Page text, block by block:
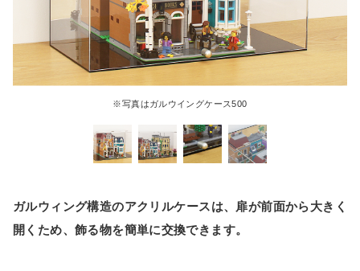
※写真はガルウイングケース500
ガルウィング構造のアクリルケースは、扉が前面から大きく
開くため、飾る物を簡単に交換できます。